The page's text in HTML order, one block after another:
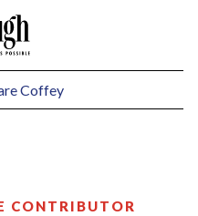
Coffey
CONTRIBUTOR